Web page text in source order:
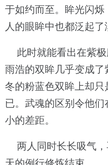
于如约而至。眸光闪
人的眼眸中也都泛起了
此时就能看出在紫极
雨浩的双眸几乎变成
冬的粉蓝色双眸上却
已。武魂的区别令他
小的差距。
两人同时长长吸气，